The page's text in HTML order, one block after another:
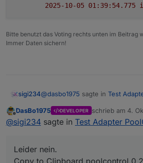
Bitte benutzt das Voting rechts unten im Beitrag
Immer Daten sichern!
sigi234@dasbo1975 sagte in Test
@sigi234sagte inTest
poolcontrol.0
Offline
DasBo1975 DEVELOPER schrieb am 4.
zuletzt editiert
@sigi234 sagte in Test Adapter
Leider nein.